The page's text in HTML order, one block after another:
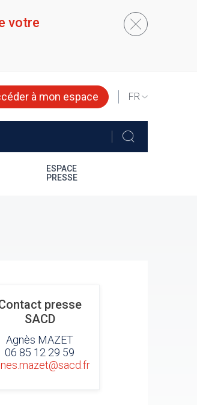
votre
à mon espace
SELECT
LANGUAGE
ESPACE
PRESSE
presse
SACD
Agnès MAZET
06 85 12 29 59